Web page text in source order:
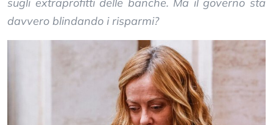
davvero blindando i risparmi?